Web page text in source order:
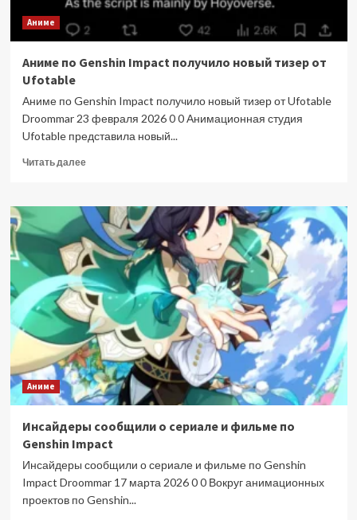
Аниме
Аниме по Genshin Impact получило новый тизер от
Ufotable
Аниме по Genshin Impact получило новый тизер от Ufotable
Droommar 23 февраля 2026 0 0 Анимационная студия
Ufotable представила новый...
Читать далееПрочитать
Аниме
по
Genshin
Impact
получило
новый
тизер
от
Ufotable
Аниме
Инсайдеры сообщили о сериале и фильме по
Genshin Impact
Инсайдеры сообщили о сериале и фильме по Genshin
Impact Droommar 17 марта 2026 0 0 Вокруг анимационных
проектов по Genshin...